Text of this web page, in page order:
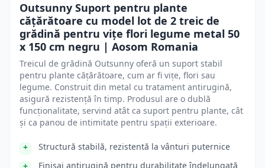
Outsunny Suport pentru plante
cățărătoare cu model lot de 2 treic de
grădină pentru vițe flori legume metal 50
x 150 cm negru | Aosom Romania
Treicul de grădină Outsunny oferă un suport stabil
pentru plante cățărătoare, cum ar fi vițe, flori sau
legume. Construit din metal cu tratament antirugină,
asigură rezistență în timp. Produsul are o dublă
funcționalitate, servind atât ca suport pentru plante, cât
și ca panou de intimitate pentru spații exterioare.
Structură stabilă, rezistentă la vânturi puternice
Finisaj antirugină pentru durabilitate îndelungată